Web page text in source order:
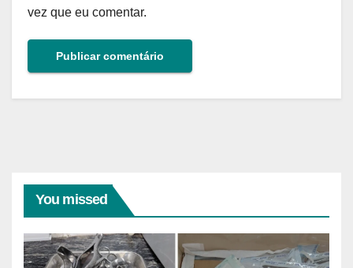
vez que eu comentar.
You missed